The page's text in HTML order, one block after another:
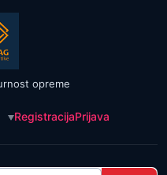
opreme
RegistracijaPrijava